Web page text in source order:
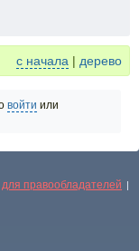
с начала | дерево
войти или
для правообладателей |